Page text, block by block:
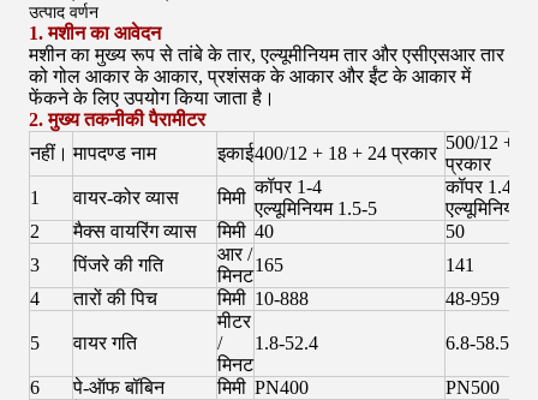
उत्पाद वर्णन
1. मशीन का आवेदन
मशीन का मुख्य रूप से तांबे के तार, एल्यूमीनियम तार और एसीएसआर तार
को गोल आकार के आकार, प्रशंसक के आकार और ईंट के आकार में
फेंकने के लिए उपयोग किया जाता है।
2. मुख्य तकनीकी पैरामीटर
नहीं। मापदण्ड नाम इकाई400/12 + 18 + 24 प्रकार
500/12 +
प्रकार
1
वायर-कोर व्यास मिमी
कॉपर 1-4
एल्यूमिनियम 1.5-5
कॉपर 1.4-4
एल्यूमिनियम
2
मैक्स वायरिंग व्यास मिमी 40
50
3
पिंजरे की गति
आर /
मिनट
165
141
4
तारों की पिच मिमी 10-888 48-959
5 वायर गति
मीटर
/
मिनट
1.8-52.4 6.8-58.5
6 पे-ऑफ बॉबिन मिमी PN400
PN500